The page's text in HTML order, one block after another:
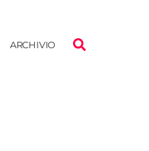
ARCHIVIO